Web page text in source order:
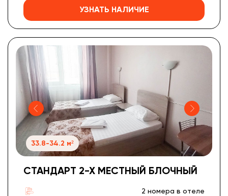
УЗНАТЬ НАЛИЧИЕ
33.8-34.2 м²
СТАНДАРТ 2-Х МЕСТНЫЙ БЛОЧНЫЙ
2 номера в отеле